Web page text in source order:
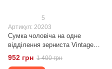
5
Артикул: 20203
Сумка чоловіча на одне
відділення зерниста Vintage
20203 Чорна
952 грн 1 400 грн